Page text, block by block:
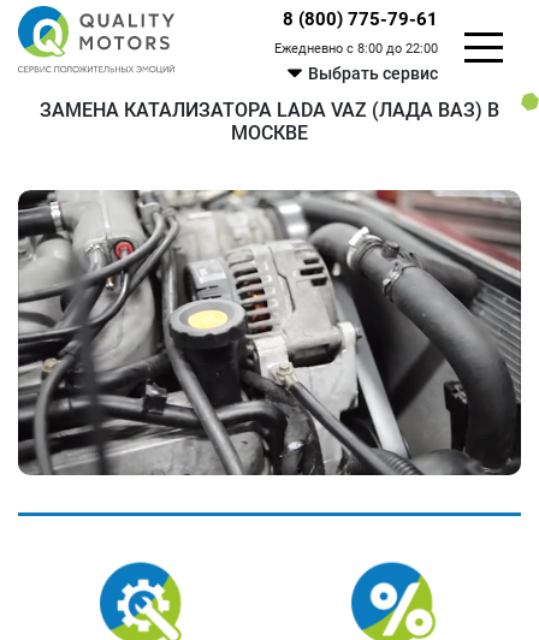
8 (800) 775-79-61
Ежедневно с 8:00 до 22:00
Выбрать сервис
ЗАМЕНА КАТАЛИЗАТОРА LADA VAZ (ЛАДА ВАЗ) В
МОСКВЕ